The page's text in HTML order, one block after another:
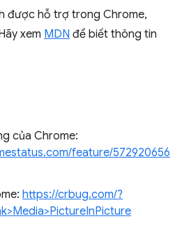
được hỗ trợ trong Chrome,
xem MDN để biết thông tin
của Chrome:
feature/572920656
https://crbug.com/?